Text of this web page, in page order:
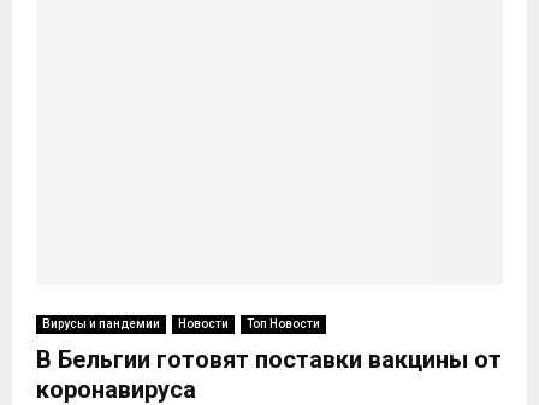
Вирусы и пандемии Новости Топ Новости
В Бельгии готовят поставки вакцины от
коронавируса